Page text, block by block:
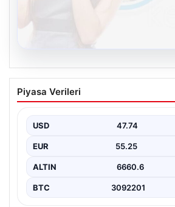
08.08.2026
Kelebek.Org İle Dijital
Adresi Ve Chat Deneyimi
iletişim oluşturması ciddi bir değer
Halen birçok…
Piyasa Verileri
USD 47.74
EUR 55.25
ALTIN 6660.6
BTC 3092201